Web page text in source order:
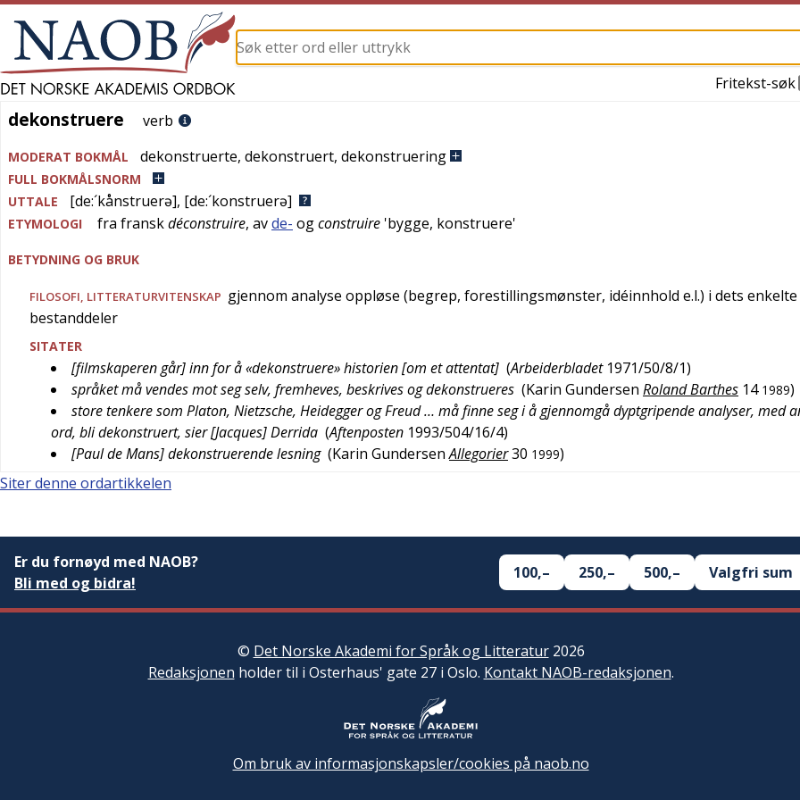
Fritekst-søk
dekonstruere
dekonstruere verb
MODERAT BOKMÅL dekonstruerte, dekonstruert, dekonstruering
FULL BOKMÅLSNORM
UTTALE
[de:´kånstruerə], [de:´konstruerə]
ETYMOLOGI fra franskdéconstruire, avde- ogconstruire 'bygge, konstruere'
BETYDNING OG BRUK
FILOSOFI LITTERATURVITENSKAP gjennom analyse oppløse (begrep, forestillingsmønster, idéinnhold e.l.) i dets enkelte
bestanddeler
SITATER
[filmskaperen går] inn for å «dekonstruere» historien [om et attentat] (Arbeiderbladet 1971/50/8/1)
språket må vendes mot seg selv, fremheves, beskrives og dekonstrueres (Karin Gundersen Roland Barthes 14 1989)
store tenkere som Platon, Nietzsche, Heidegger og Freud … må finne seg i å gjennomgå dyptgripende analyser, med
ord, bli dekonstruert, sier [Jacques] Derrida (Aftenposten 1993/504/16/4)
[Paul de Mans] dekonstruerende lesning (Karin Gundersen Allegorier30 1999)
Siter denne ordartikkelen
Er du fornøyd med NAOB?
Bli med og bidra!
100,– 250,– 500,– Valgfri sum
© Det Norske Akademi for Språk og Litteratur2026
Redaksjonen holder til i Osterhaus' gate 27 i Oslo. Kontakt NAOB-redaksjonen.
Om bruk av informasjonskapsler/cookies på naob.no